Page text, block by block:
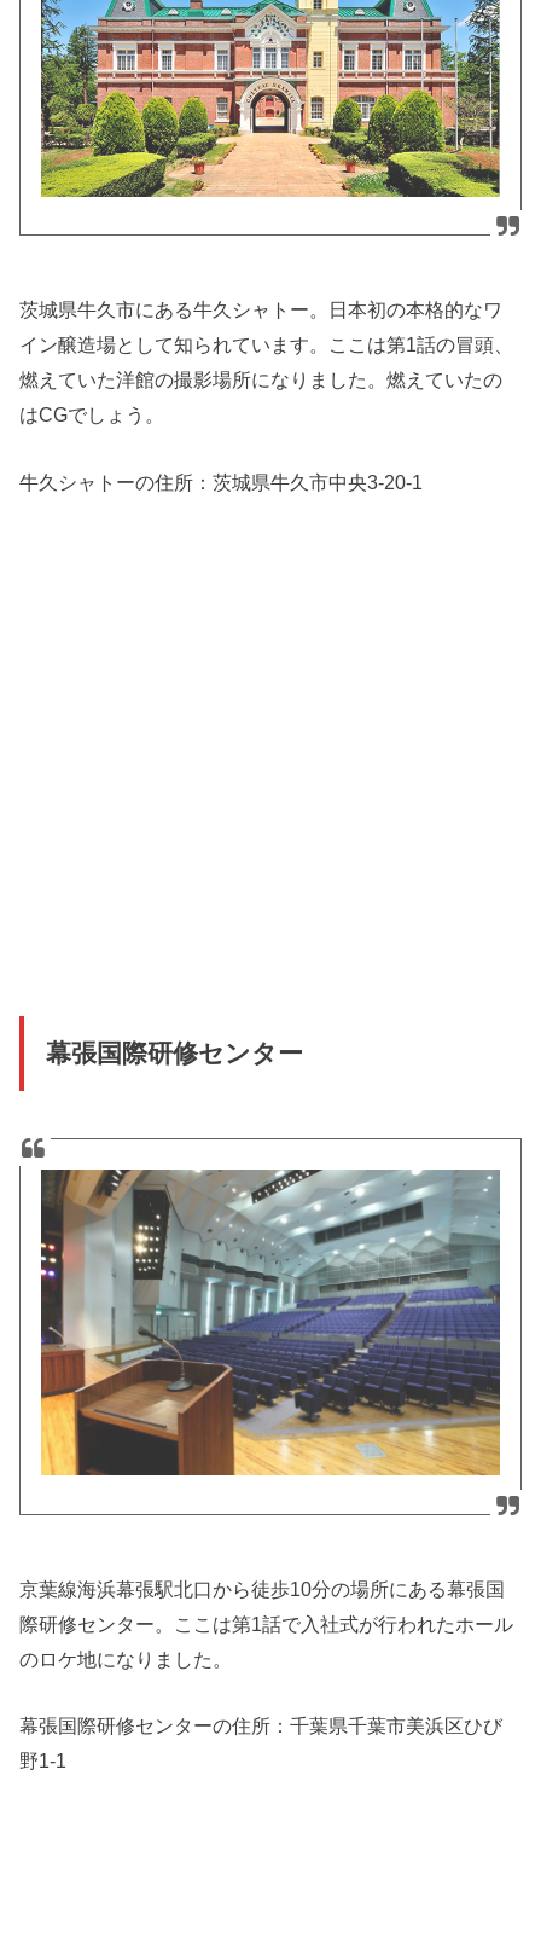
茨城県牛久市にある牛久シャトー。日本初の本格的なワ
イン醸造場として知られています。ここは第1話の冒頭、
燃えていた洋館の撮影場所になりました。燃えていたの
はCGでしょう。
牛久シャトーの住所：茨城県牛久市中央3-20-1
幕張国際研修センター
京葉線海浜幕張駅北口から徒歩10分の場所にある幕張国
際研修センター。ここは第1話で入社式が行われたホール
のロケ地になりました。
幕張国際研修センターの住所：千葉県千葉市美浜区ひび
野1-1